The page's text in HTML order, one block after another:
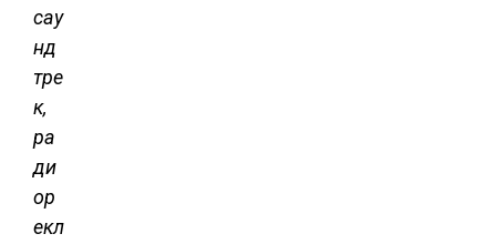
сау
нд
тре
к,
ра
ди
ор
екл